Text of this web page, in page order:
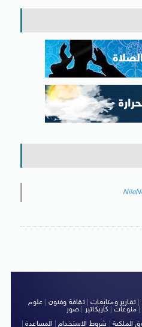
|تقارير ومتابعات|ثقافة وفنون
علوم
منوعات كاريكاتير صور
الملكية شروط الاستخدام| المساعدة|